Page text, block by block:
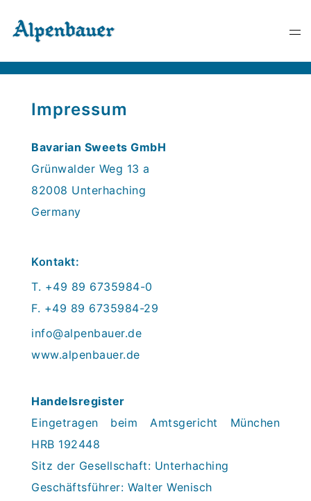
Impressum
Bavarian Sweets GmbH
Grünwalder Weg 13 a
82008 Unterhaching
Germany
Kontakt:
T. +49 89 6735984-0
F. +49 89 6735984-29
info@alpenbauer.de
www.alpenbauer.de
Handelsregister
Eingetragen beim Amtsgericht München
HRB 192448
Sitz der Gesellschaft: Unterhaching
Geschäftsführer: Walter Wenisch